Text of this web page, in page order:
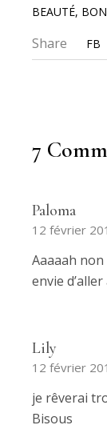
BEAUTÉ,
Share FB
7
Paloma
12 février
Aaaaah
envie
Lily
12 février
je rêverai
Bisous